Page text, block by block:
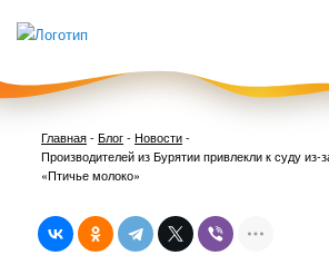
Главная-Блог- Новости-
Производителей из Бурятии привлекли к суду из-
«Птичье молоко»